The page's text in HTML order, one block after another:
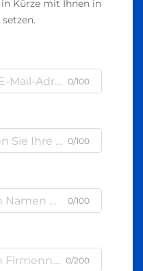
Kürze mit Ihnen in
0/100
0/100
0/100
0/200